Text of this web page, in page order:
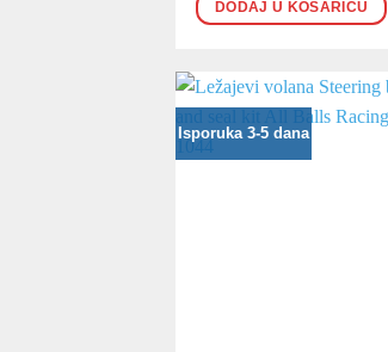
DODAJ U KOŠARICU
Isporuka 3-5 dana